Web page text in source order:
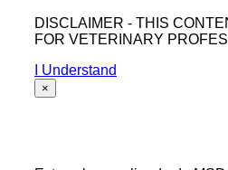
DISCLAIMER - THIS
FOR VETERINARY
I Understand
×